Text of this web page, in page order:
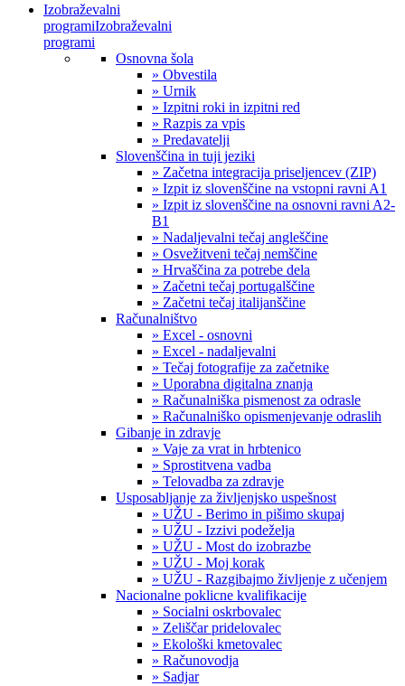
Izobraževalni
programiIzobraževalni
programi
Osnovna šola
» Obvestila
» Urnik
» Izpitni roki in izpitni red
» Razpis za vpis
» Predavatelji
Slovenščina in tuji jeziki
» Začetna integracija priseljencev (ZIP)
» Izpit iz slovenščine na vstopni ravni A1
» Izpit iz slovenščine na osnovni ravni A2-
B1
» Nadaljevalni tečaj angleščine
» Osvežitveni tečaj nemščine
» Hrvaščina za potrebe dela
» Začetni tečaj portugalščine
» Začetni tečaj italijanščine
Računalništvo
» Excel - osnovni
» Excel - nadaljevalni
» Tečaj fotografije za začetnike
» Uporabna digitalna znanja
» Računalniška pismenost za odrasle
» Računalniško opismenjevanje odraslih
Gibanje in zdravje
» Vaje za vrat in hrbtenico
» Sprostitvena vadba
» Telovadba za zdravje
Usposabljanje za življenjsko uspešnost
» UŽU - Berimo in pišimo skupaj
» UŽU - Izzivi podeželja
» UŽU - Most do izobrazbe
» UŽU - Moj korak
» UŽU - Razgibajmo življenje z učenjem
Nacionalne poklicne kvalifikacije
» Socialni oskrbovalec
» Zeliščar pridelovalec
» Ekološki kmetovalec
» Računovodja
» Sadjar